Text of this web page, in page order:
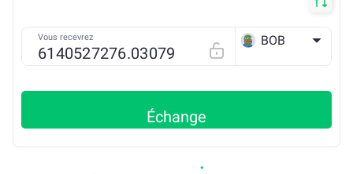
Vous recevrez BOB
Échange